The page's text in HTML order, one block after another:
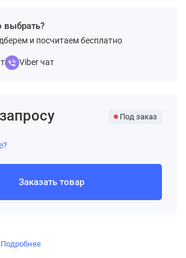
выбрать?
и посчитаем бесплатно
Viber чат
Подробнее
Под заказ
Заказать товар